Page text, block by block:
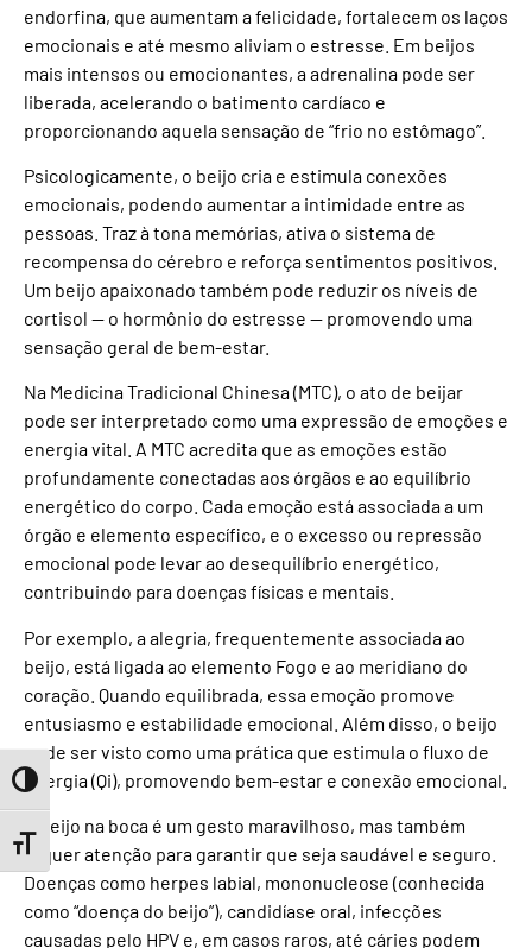
Toggle High Contrast
Toggle Font size
endorfina, que aumentam a felicidade, fortalecem os laços
emocionais e até mesmo aliviam o estresse. Em beijos
mais intensos ou emocionantes, a adrenalina pode ser
liberada, acelerando o batimento cardíaco e
proporcionando aquela sensação de “frio no estômago”.
Psicologicamente, o beijo cria e estimula conexões
emocionais, podendo aumentar a intimidade entre as
pessoas. Traz à tona memórias, ativa o sistema de
recompensa do cérebro e reforça sentimentos positivos.
Um beijo apaixonado também pode reduzir os níveis de
cortisol — o hormônio do estresse — promovendo uma
sensação geral de bem-estar.
Na Medicina Tradicional Chinesa (MTC), o ato de beijar
pode ser interpretado como uma expressão de emoções e
energia vital. A MTC acredita que as emoções estão
profundamente conectadas aos órgãos e ao equilíbrio
energético do corpo. Cada emoção está associada a um
órgão e elemento específico, e o excesso ou repressão
emocional pode levar ao desequilíbrio energético,
contribuindo para doenças físicas e mentais.
Por exemplo, a alegria, frequentemente associada ao
beijo, está ligada ao elemento Fogo e ao meridiano do
coração. Quando equilibrada, essa emoção promove
entusiasmo e estabilidade emocional. Além disso, o beijo
pode ser visto como uma prática que estimula o fluxo de
energia (Qi), promovendo bem-estar e conexão emocional.
O beijo na boca é um gesto maravilhoso, mas também
requer atenção para garantir que seja saudável e seguro.
Doenças como herpes labial, mononucleose (conhecida
como “doença do beijo”), candidíase oral, infecções
causadas pelo HPV e, em casos raros, até cáries podem